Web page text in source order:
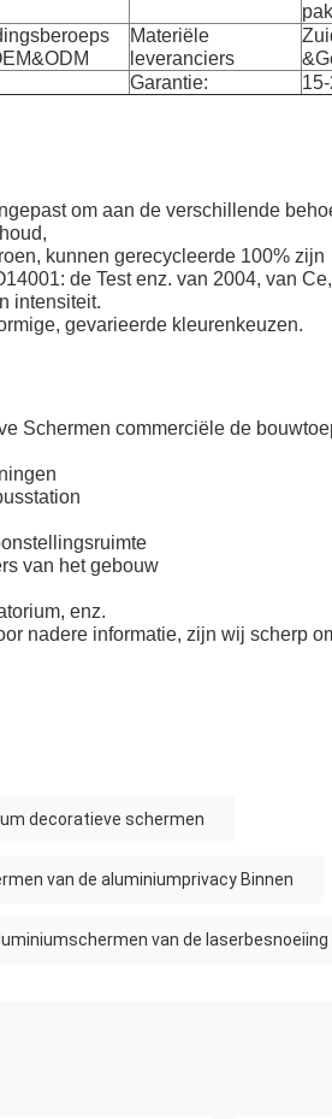
Materiële
leveranciers
Garantie:
om aan de verschillende
kunnen gerecycleerde 100% zijn
de Test enz. van 2004, van
intensiteit.
gevarieerde kleurenkeuzen.
Schermen commerciële de
van het gebouw
enz.
nadere informatie, zijn wij scherp
decoratieve schermen
van de aluminiumprivacy Binnen
van de laserbesnoeiing